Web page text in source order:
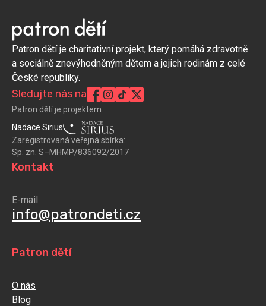
Patron dětí je charitativní projekt, který pomáhá zdravotně
a sociálně znevýhodněným dětem a jejich rodinám z celé
České republiky.
Sledujte nás na
Patron dětí je projektem
Nadace Sirius
Zaregistrovaná veřejná sbírka:
Sp. zn. S–MHMP/836092/2017
Patron dětí
O nás
Blog
Kontakt
E-mail
info@patrondeti.cz